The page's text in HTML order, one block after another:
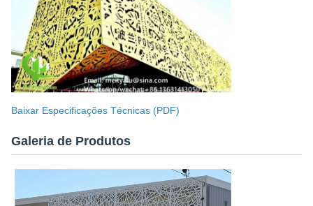
Baixar Especificações Técnicas (PDF)
Galeria de Produtos